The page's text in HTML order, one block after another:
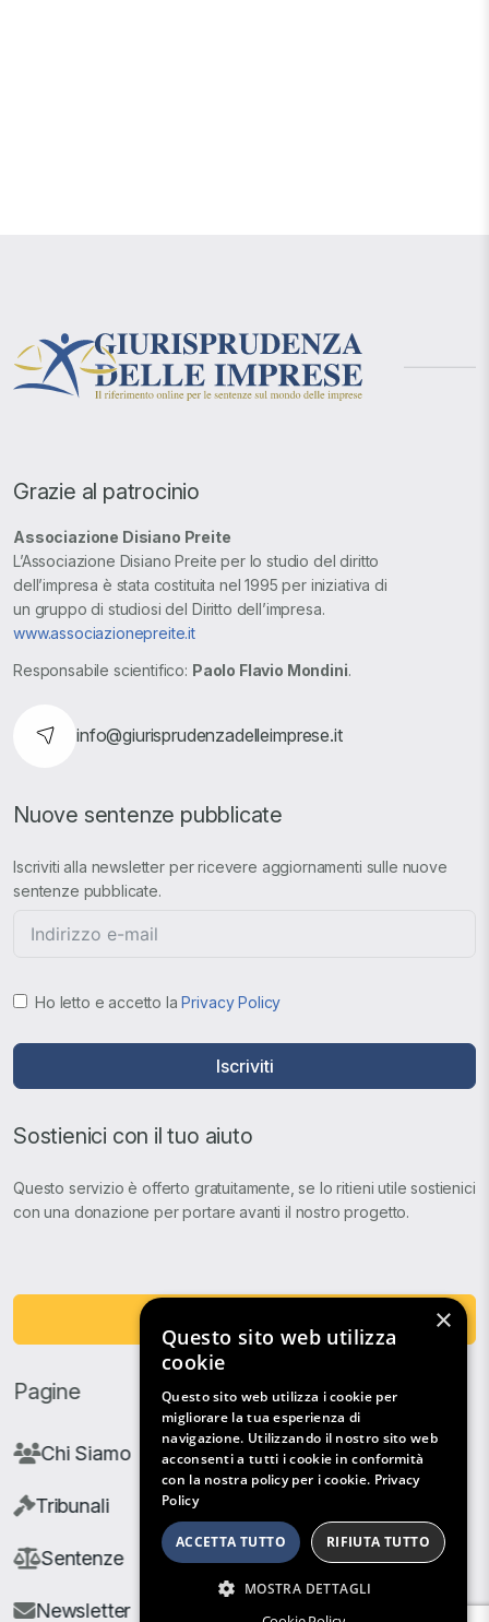
Grazie al patrocinio
Associazione Disiano Preite
L’Associazione Disiano Preite per lo studio del diritto
dell’impresa è stata costituita nel 1995 per iniziativa di
un gruppo di studiosi del Diritto dell’impresa.
www.associazionepreite.it
Responsabile scientifico: Paolo Flavio Mondini.
info@giurisprudenzadelleimprese.it
Nuove sentenze pubblicate
Iscriviti alla newsletter per ricevere aggiornamenti sulle nuove
sentenze pubblicate.
Ho letto e accetto laPrivacy Policy
Iscriviti
Sostienici con il tuo aiuto
Questo servizio è offerto gratuitamente, se lo ritieni utile sostienici
con una donazione per portare avanti il nostro progetto.
Pagine
Chi Siamo
Tribunali
Sentenze
Newsletter
×
Questo sito web utilizza
cookie
Questo sito web utilizza i cookie per
migliorare la tua esperienza di
navigazione. Utilizzando il nostro sito web
acconsenti a tutti i cookie in conformità
con la nostra policy per i cookie. Privacy
Policy
ACCETTA TUTTO RIFIUTA TUTTO
MOSTRA DETTAGLI